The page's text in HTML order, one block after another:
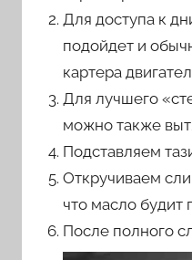
Для доступа к
подойдет и
картера
Для лучшего
можно также
Подставляем
Откручиваем
что масло будит
После полного